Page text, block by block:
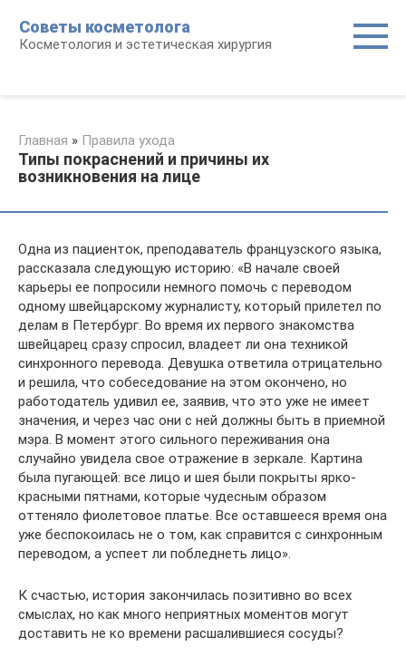
контенту
Советы косметолога
Косметология и эстетическая хирургия
Главная » Правила ухода
Типы покраснений и причины их
возникновения на лице
Одна из пациенток, преподаватель французского языка,
рассказала следующую историю: «В начале своей
карьеры ее попросили немного помочь с переводом
одному швейцарскому журналисту, который прилетел по
делам в Петербург. Во время их первого знакомства
швейцарец сразу спросил, владеет ли она техникой
синхронного перевода. Девушка ответила отрицательно
и решила, что собеседование на этом окончено, но
работодатель удивил ее, заявив, что это уже не имеет
значения, и через час они с ней должны быть в приемной
мэра. В момент этого сильного переживания она
случайно увидела свое отражение в зеркале. Картина
была пугающей: все лицо и шея были покрыты ярко-
красными пятнами, которые чудесным образом
оттеняло фиолетовое платье. Все оставшееся время она
уже беспокоилась не о том, как справится с синхронным
переводом, а успеет ли побледнеть лицо».
К счастью, история закончилась позитивно во всех
смыслах, но как много неприятных моментов могут
доставить не ко времени расшалившиеся сосуды?